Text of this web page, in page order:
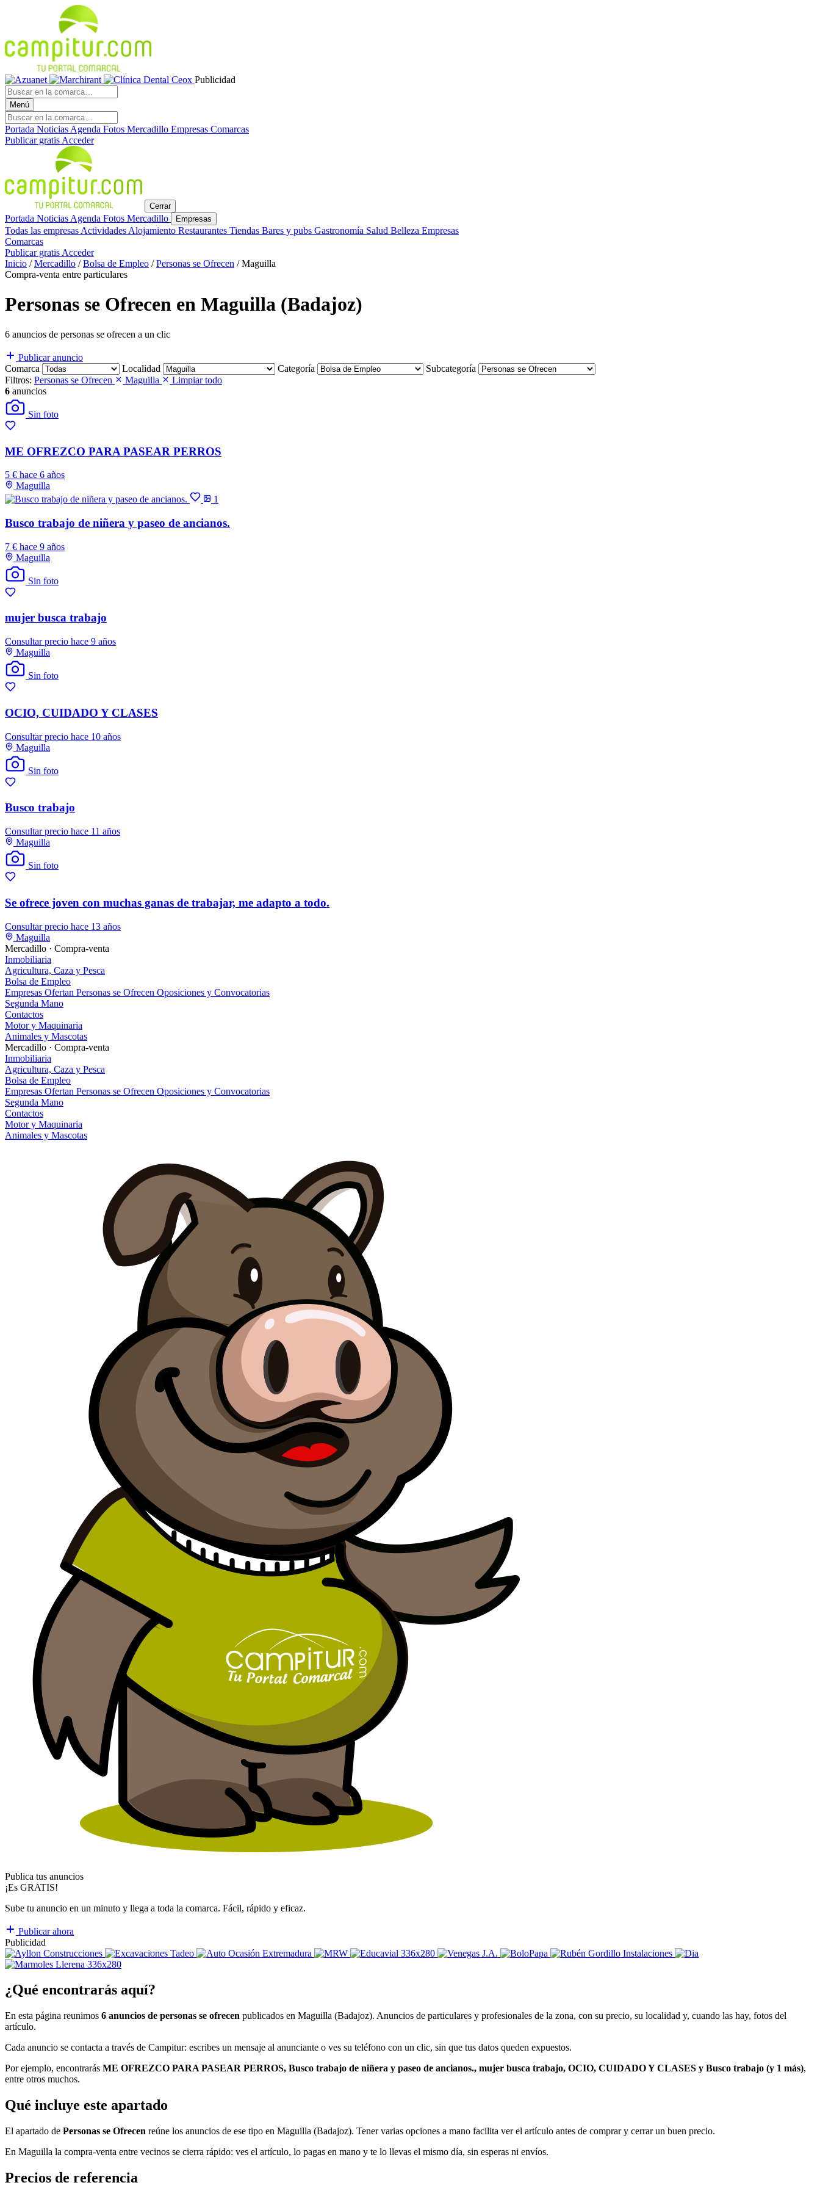
Publicidad
Menú
Portada Noticias Agenda Fotos Mercadillo Empresas Comarcas
Publicar gratis Acceder
Cerrar
Portada Noticias Agenda Fotos Mercadillo Empresas
Todas las empresas Actividades Alojamiento Restaurantes Tiendas Bares y pubs Gastronomía Salud Belleza Empresas
Comarcas
Publicar gratis Acceder
Inicio / Mercadillo / Bolsa de Empleo / Personas se Ofrecen / Maguilla
Compra-venta entre particulares
Personas se Ofrecen en Maguilla (Badajoz)
6 anuncios de personas se ofrecen a un clic
Publicar anuncio
Comarca
Localidad Categoría
Subcategoría
Filtros: Personas se Ofrecen Maguilla
Limpiar todo
6 anuncios
Sin foto
ME OFREZCO PARA PASEAR PERROS
5 € hace 6 años
Maguilla
1
Busco trabajo de niñera y paseo de ancianos.
7 € hace 9 años
Maguilla
Sin foto
mujer busca trabajo
Consultar precio hace 9 años
Maguilla
Sin foto
OCIO, CUIDADO Y CLASES
Consultar precio hace 10 años
Maguilla
Sin foto
Busco trabajo
Consultar precio hace 11 años
Maguilla
Sin foto
Se ofrece joven con muchas ganas de trabajar, me adapto a todo.
Consultar precio hace 13 años
Maguilla
Mercadillo · Compra-venta
Inmobiliaria
Agricultura, Caza y Pesca
Bolsa de Empleo
Empresas Ofertan Personas se Ofrecen Oposiciones y Convocatorias
Segunda Mano
Contactos
Motor y Maquinaria
Animales y Mascotas
Mercadillo · Compra-venta
Inmobiliaria
Agricultura, Caza y Pesca
Bolsa de Empleo
Empresas Ofertan Personas se Ofrecen Oposiciones y Convocatorias
Segunda Mano
Contactos
Motor y Maquinaria
Animales y Mascotas
Publica tus anuncios
¡Es GRATIS!
Sube tu anuncio en un minuto y llega a toda la comarca. Fácil, rápido y eficaz.
Publicar ahora
Publicidad
¿Qué encontrarás aquí?
En esta página reunimos 6 anuncios de personas se ofrecen publicados en Maguilla (Badajoz). Anuncios de particulares y profesionales de la zona, con su precio, su localidad y, cuando las hay, fotos del
artículo.
Cada anuncio se contacta a través de Campitur: escribes un mensaje al anunciante o ves su teléfono con un clic, sin que tus datos queden expuestos.
Por ejemplo, encontrarás ME OFREZCO PARA PASEAR PERROS, Busco trabajo de niñera y paseo de ancianos., mujer busca trabajo, OCIO, CUIDADO Y CLASES y Busco trabajo (y 1 más),
entre otros muchos.
Qué incluye este apartado
El apartado de Personas se Ofrecen reúne los anuncios de ese tipo en Maguilla (Badajoz). Tener varias opciones a mano facilita ver el artículo antes de comprar y cerrar un buen precio.
En Maguilla la compra-venta entre vecinos se cierra rápido: ves el artículo, lo pagas en mano y te lo llevas el mismo día, sin esperas ni envíos.
Precios de referencia